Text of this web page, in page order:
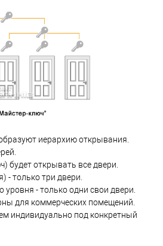
иерархию открывания.
будет открывать все двери.
- только три двери.
уровня - только одни свои двери.
для коммерческих помещений.
индивидуально под конкретный